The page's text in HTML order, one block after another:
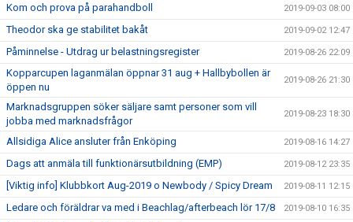
Kom och prova på parahandboll 2019-09-03 08:00
Theodor ska ge stabilitet bakåt 2019-09-02 12:47
Påminnelse - Utdrag ur belastningsregister 2019-08-26 22:09
Kopparcupen laganmälan öppnar 31 aug + Hallbybollen är
öppen nu
2019-08-26 21:30
Marknadsgruppen söker säljare samt personer som vill
jobba med marknadsfrågor
2019-08-23 18:30
Allsidiga Alice ansluter från Enköping 2019-08-16 14:27
Dags att anmäla till funktionärsutbildning (EMP) 2019-08-12 23:35
[Viktig info] Klubbkort Aug-2019 o Newbody / Spicy Dream 2019-08-11 12:15
Ledare och föräldrar va med i Beachlag/afterbeach lör 17/8 2019-08-10 16:35